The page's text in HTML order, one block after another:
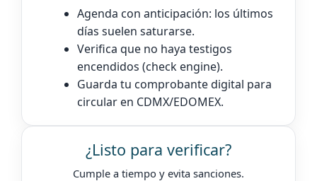
Agenda con anticipación: los últimos
días suelen saturarse.
Verifica que no haya testigos
encendidos (check engine).
Guarda tu comprobante digital para
circular en CDMX/EDOMEX.
¿Listo para verificar?
Cumple a tiempo y evita sanciones.